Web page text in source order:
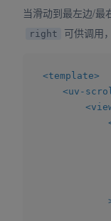
当滑动到最左边/最
right 可供调用
<template>
<uv-
<